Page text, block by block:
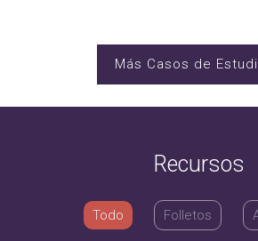
Más Casos de
Recursos
Todo Folletos